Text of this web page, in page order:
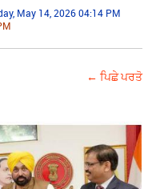
May 14, 2026 04:14 PM
← ਪਿਛੇ ਪਰਤੋ